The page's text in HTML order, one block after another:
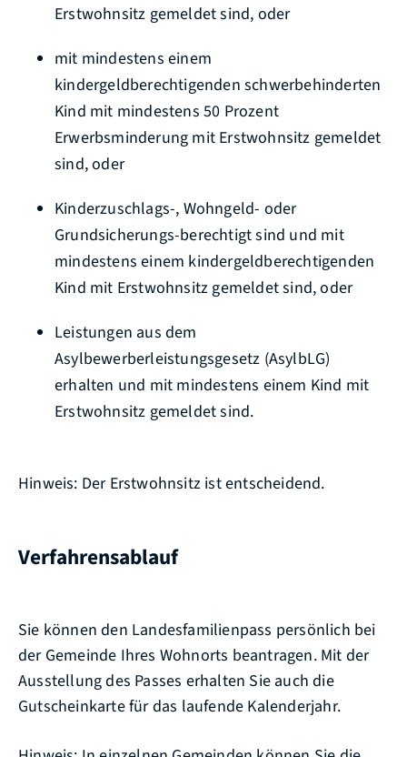
Erstwohnsitz gemeldet sind, oder
mit mindestens einem
kindergeldberechtigenden schwerbehinderten
Kind mit mindestens 50 Prozent
Erwerbsminderung mit Erstwohnsitz gemeldet
sind, oder
Kinderzuschlags-, Wohngeld- oder
Grundsicherungs-berechtigt sind und mit
mindestens einem kindergeldberechtigenden
Kind mit Erstwohnsitz gemeldet sind, oder
Leistungen aus dem
Asylbewerberleistungsgesetz (AsylbLG)
erhalten und mit mindestens einem Kind mit
Erstwohnsitz gemeldet sind.
Hinweis: Der Erstwohnsitz ist entscheidend.
Verfahrensablauf
Sie können den Landesfamilienpass persönlich bei
der Gemeinde Ihres Wohnorts beantragen. Mit der
Ausstellung des Passes erhalten Sie auch die
Gutscheinkarte für das laufende Kalenderjahr.